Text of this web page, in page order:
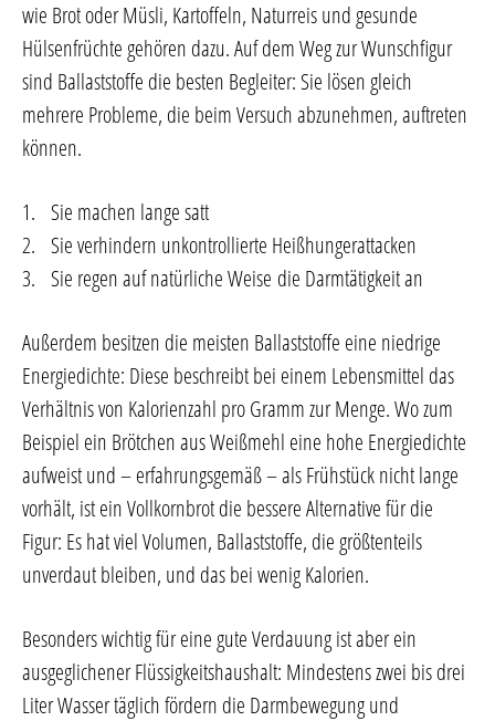
wie Brot oder Müsli, Kartoffeln, Naturreis und gesunde
Hülsenfrüchte gehören dazu. Auf dem Weg zur Wunschfigur
sind Ballaststoffe die besten Begleiter: Sie lösen gleich
mehrere Probleme, die beim Versuch abzunehmen, auftreten
können.
1. Sie machen lange satt
2. Sie verhindern unkontrollierte Heißhungerattacken
3. Sie regen auf natürliche Weise die Darmtätigkeit an
Außerdem besitzen die meisten Ballaststoffe eine niedrige
Energiedichte: Diese beschreibt bei einem Lebensmittel das
Verhältnis von Kalorienzahl pro Gramm zur Menge. Wo zum
Beispiel ein Brötchen aus Weißmehl eine hohe Energiedichte
aufweist und – erfahrungsgemäß – als Frühstück nicht lange
vorhält, ist ein Vollkornbrot die bessere Alternative für die
Figur: Es hat viel Volumen, Ballaststoffe, die größtenteils
unverdaut bleiben, und das bei wenig Kalorien.
Besonders wichtig für eine gute Verdauung ist aber ein
ausgeglichener Flüssigkeitshaushalt: Mindestens zwei bis drei
Liter Wasser täglich fördern die Darmbewegung und